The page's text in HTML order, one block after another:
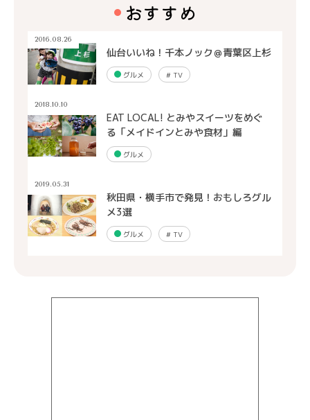
おすすめ
2016.08.26
仙台いいね！千本ノック＠青葉区上杉
グルメ #TV
2018.10.10
EAT LOCAL! とみやスイーツをめぐ
る「メイドインとみや食材」編
グルメ
2019.05.31
秋田県・横手市で発見！おもしろグル
メ3選
グルメ #TV